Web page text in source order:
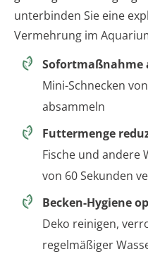
unterbinden Sie eine
Vermehrung im
Sofortmaßnahme
Mini-Schnecken
absammeln
Futtermenge
Fische und andere
von 60 Sekunden
Becken-Hygiene
Deko reinigen,
regelmäßiger